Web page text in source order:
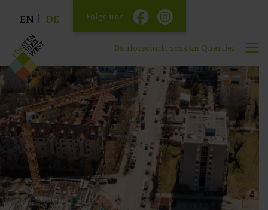
EN DE Folge uns
Bauforschritt 2025 im Quartier